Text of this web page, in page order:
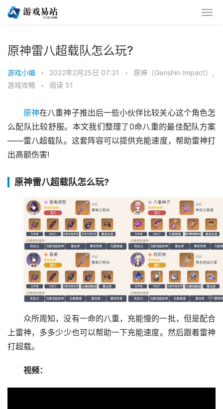
原神雷八超载队怎么玩?
游戏小编 • 2022年2月25日 07:31 • 原神（Genshin Impact）
,
游戏攻略
• 阅读 51
原神在八重神子推出后一些小伙伴比较关心这个角色怎
么配队比较舒服。本文我们整理了0命八重的最佳配队方案
——雷八超载队。这套阵容可以提供充能速度，帮助雷神打
出高额伤害!
原神雷八超载队怎么玩?
众所周知，没有一命的八重，充能慢的一批，但是配合
上雷神，多多少少也可以帮助一下充能速度。然后跟着雷神
打超载。
视频：